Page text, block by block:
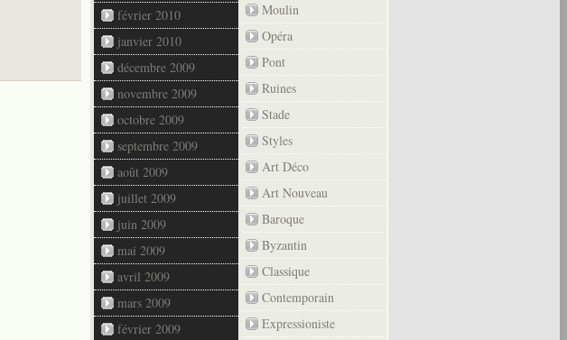
février 2010
janvier 2010
décembre 2009
novembre 2009
octobre 2009
septembre 2009
août 2009
juillet 2009
juin 2009
mai 2009
avril 2009
mars 2009
février 2009
Moulin
Opéra
Pont
Ruines
Stade
Styles
Art Déco
Art Nouveau
Baroque
Byzantin
Classique
Contemporain
Expressioniste